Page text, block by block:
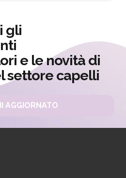
gli
e le novità di
settore capelli
AGGIORNATO